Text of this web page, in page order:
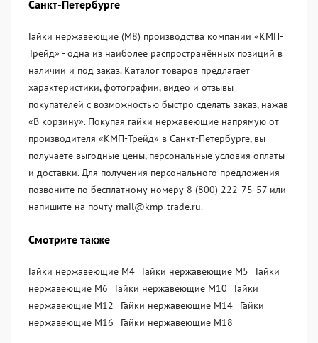
Санкт-Петербурге
Гайки нержавеющие (М8) производства компании «KМП-
Трейд» - одна из наиболее распространённых позиций в
наличии и под заказ. Каталог товаров предлагает
характеристики, фотографии, видео и отзывы
покупателей с возможностью быстро сделать заказ, нажав
«В корзину». Покупая гайки нержавеющие напрямую от
производителя «KМП-Трейд» в Санкт-Петербурге, вы
получаете выгодные цены, персональные условия оплаты
и доставки. Для получения персонального предложения
позвоните по бесплатному номеру 8 (800) 222-75-57 или
напишите на почту mail@kmp-trade.ru.
Смотрите также
Гайки нержавеющие М4 Гайки нержавеющие М5
Гайки
нержавеющие М6
Гайки нержавеющие М10
Гайки
нержавеющие М12
Гайки нержавеющие М14
Гайки
нержавеющие М16
Гайки нержавеющие М18